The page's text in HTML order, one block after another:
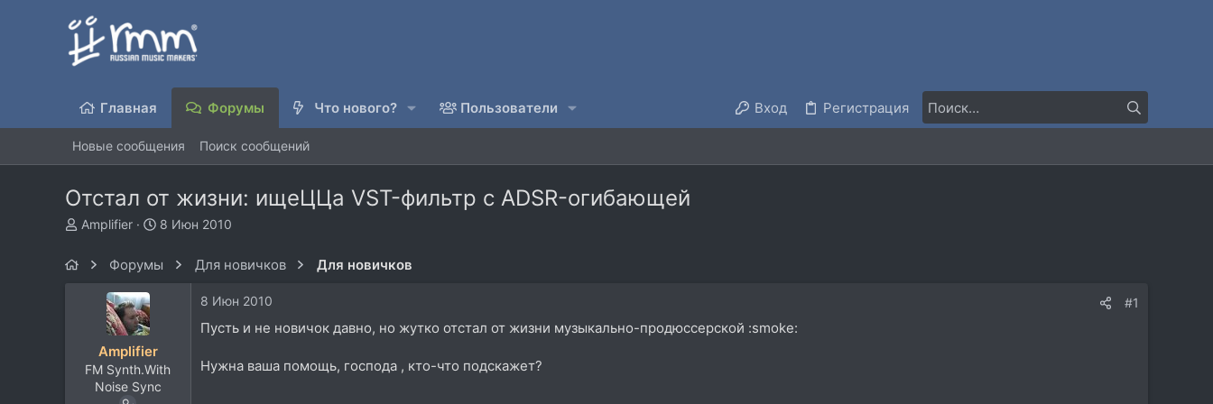
Главная Форумы Что нового? Пользователи Вход Регистрация
Новые сообщения Поиск сообщений
Отстал от жизни: ищеЦЦа VST-фильтр с ADSR-огибающей
А
Amplifier
Д
а
а
8 Июн 2010
Форумы Для новичков Для новичков
Amplifier
FM Synth.With
Noise Sync
8 Июн 2010 #1
Пусть и не новичок давно, но жутко отстал от жизни музыкально-продюссерской :smoke:
Нужна ваша помощь, господа , кто-что подскажет?